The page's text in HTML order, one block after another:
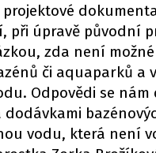
při úpravě původní
zda není
či aquaparků a
Odpovědi se
vodu, která není